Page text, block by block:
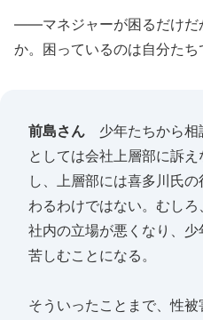
――マネジャーが困るだけだ
か。困っているのは自分たち
前島さん 少年たちから相
としては会社上層部に訴
し、上層部には喜多川氏
わるわけではない。むし
社内の立場が悪くなり、
苦しむことになる。
そういったことまで、性